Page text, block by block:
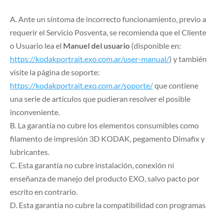
A. Ante un síntoma de incorrecto funcionamiento, previo a
requerir el Servicio Posventa, se recomienda que el Cliente
o Usuario lea el Manuel del usuario (disponible en:
https://kodakportrait.exo.com.ar/user-manual/) y también
visite la página de soporte:
https://kodakportrait.exo.com.ar/soporte/que contiene
una serie de artículos que pudieran resolver el posible
inconveniente.
B. La garantía no cubre los elementos consumibles como
filamento de impresión 3D KODAK, pegamento Dimafix y
lubricantes.
C. Esta garantía no cubre instalación, conexión ni
enseñanza de manejo del producto EXO, salvo pacto por
escrito en contrario.
D. Esta garantía no cubre la compatibilidad con programas